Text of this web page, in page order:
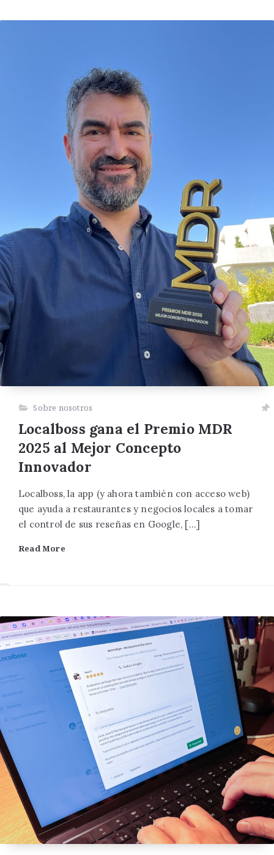
Sobre nosotros
Localboss gana el Premio MDR
2025 al Mejor Concepto
Innovador
Localboss, la app (y ahora también con acceso web)
que ayuda a restaurantes y negocios locales a tomar
el control de sus reseñas en Google, […]
Read More